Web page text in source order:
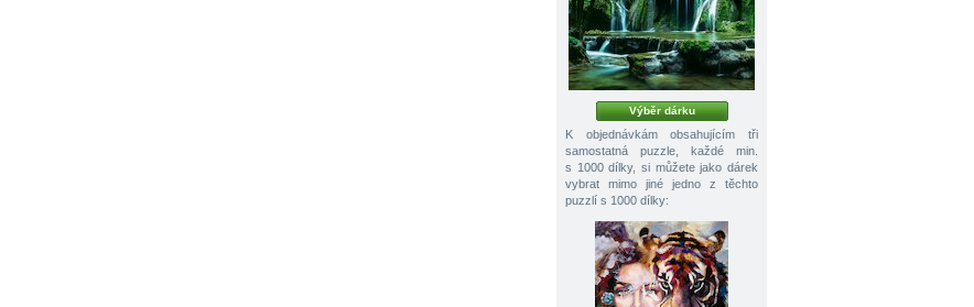
Výběr dárku
K objednávkám obsahujícím tři
samostatná puzzle, každé min.
s 1000 dílky, si můžete jako dárek
vybrat mimo jiné jedno z těchto
puzzlí s 1000 dílky: